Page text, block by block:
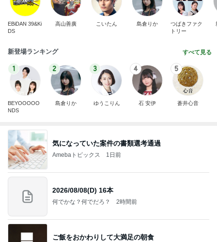
EBiDAN 39&Ki
DS
高山善廣 こいたん 島倉りか
つばきファク
トリー
新登場ランキング すべて見る
1
BEYOOOOO
NDS
2
島倉りか
3
ゆうこりん
4
石 安伊
5
蒼井心音
気になっていた案件の書類選考通過
Amebaトピックス 1日前
2026/08/08(D) 16本
何でかな？何でだろ？ 2時間前
ご飯をおかわりして大満足の朝食